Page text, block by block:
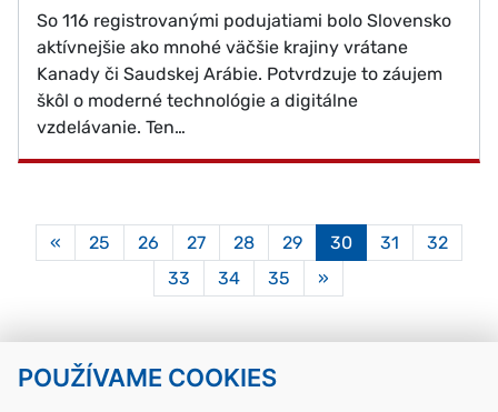
POUŽÍVAME COOKIES
So 116 registrovanými podujatiami bolo Slovensko
aktívnejšie ako mnohé väčšie krajiny vrátane
Kanady či Saudskej Arábie. Potvrdzuje to záujem
škôl o moderné technológie a digitálne
vzdelávanie. Ten…
« 25 26 27 28 29 30Aktuálna
stránka
31
32
33
34 35 »